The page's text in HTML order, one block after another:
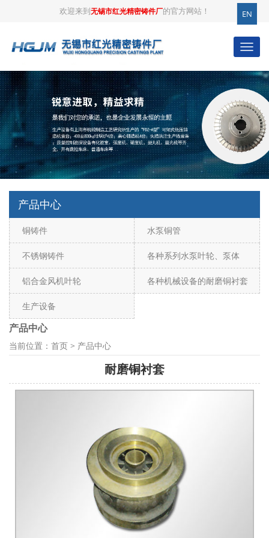
欢迎来到无锡市红光精密铸件厂的官方网站！ EN
产品中心
铜铸件 水泵铜管
不锈钢铸件 各种系列水泵叶轮、泵体
铝合金风机叶轮 各种机械设备的耐磨铜衬套
生产设备
产品中心
当前位置： 首页 > 产品中心
耐磨铜衬套